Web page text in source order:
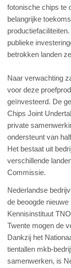
fotonische chips te
belangrijke
publieke
betrokken landen
Naar verwachting
voor deze
geïnvesteerd. De
Chips Joint
private
ondersteunt van
Het bestaat uit
verschillende
Commissie.
Nederlandse
de beoogde
Kennisinstituut
Twente mogen de
Dankzij het
tientallen mkb-
samenwerken, is